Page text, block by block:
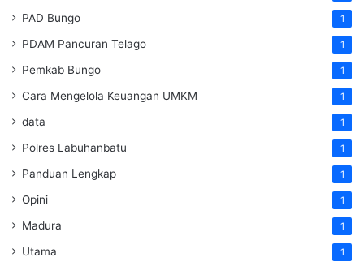
PAD Bungo 1
PDAM Pancuran Telago 1
Pemkab Bungo 1
Cara Mengelola Keuangan UMKM 1
data 1
Polres Labuhanbatu 1
Panduan Lengkap 1
Opini 1
Madura 1
Utama 1